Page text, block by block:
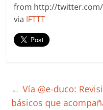
from http://twitter.com/
via IFTTT
← Vía @e-duco:
básicos que